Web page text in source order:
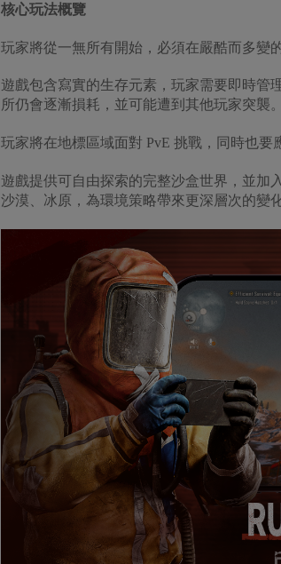
核心玩法概覽
玩家將從一無所有開始，必須在嚴酷而多變
遊戲包含寫實的生存元素，玩家需要即時管
所仍會逐漸損耗，並可能遭到其他玩家突襲。
玩家將在地標區域面對 PvE 挑戰，同時也要
遊戲提供可自由探索的完整沙盒世界，並加
沙漠、冰原，為環境策略帶來更深層次的變化